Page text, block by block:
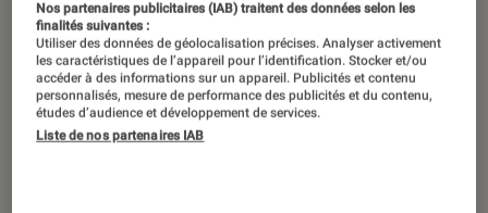
L’hybride, l’avenir de la photo?
DÉCRYPTAGE
Photo et vidéo • 19 fév. 2019
Nos partenaires publicitaires (IAB) traitent des données selon les
finalités suivantes :
Utiliser des données de géolocalisation précises. Analyser activement
les caractéristiques de l’appareil pour l’identification. Stocker et/ou
accéder à des informations sur un appareil. Publicités et contenu
personnalisés, mesure de performance des publicités et du contenu,
études d’audience et développement de services.
Liste de nos partenaires IAB